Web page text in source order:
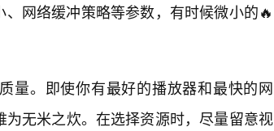
网络缓冲策略等参数，有时候微小的🔥
量。即使你有最好的播放器和最快的网
无米之炊。在选择资源时，尽量留意视